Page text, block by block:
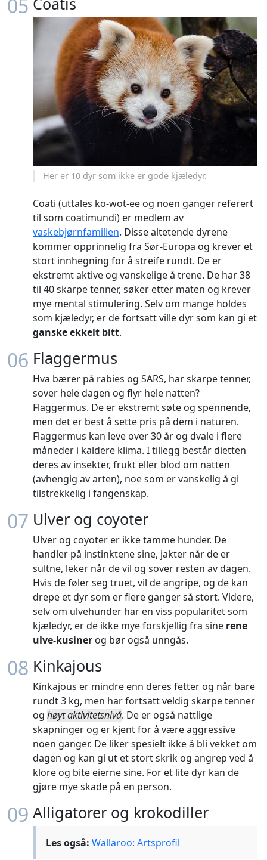
05
Her er 10 dyr som ikke er gode kjæledyr.
Coati (uttales ko-wot-ee og noen ganger referert
til som coatimundi) er medlem av
vaskebjørnfamilien. Disse altetende dyrene
kommer opprinnelig fra Sør-Europa og krever et
stort innhegning for å streife rundt. De er
ekstremt aktive og vanskelige å trene. De har 38
til 40 skarpe tenner, søker etter maten og krever
mye mental stimulering. Selv om mange holdes
som kjæledyr, er de fortsatt ville dyr som kan gi et
ganske ekkelt bitt.
06 Flaggermus
Hva bærer på rabies og SARS, har skarpe tenner,
sover hele dagen og flyr hele natten?
Flaggermus. De er ekstremt søte og spennende,
men det er best å sette pris på dem i naturen.
Flaggermus kan leve over 30 år og dvale i flere
måneder i kaldere klima. I tillegg består dietten
deres av insekter, frukt eller blod om natten
(avhengig av arten), noe som er vanskelig å gi
tilstrekkelig i fangenskap.
07 Ulver og coyoter
Ulver og coyoter er ikke tamme hunder. De
handler på instinktene sine, jakter når de er
sultne, leker når de vil og sover resten av dagen.
Hvis de føler seg truet, vil de angripe, og de kan
drepe et dyr som er flere ganger så stort. Videre,
selv om ulvehunder har en viss popularitet som
kjæledyr, er de ikke mye forskjellig fra sine rene
ulve-kusiner og bør også unngås.
08 Kinkajous
Kinkajous er mindre enn deres fetter og når bare
rundt 3 kg, men har fortsatt veldig skarpe tenner
og høyt aktivitetsnivå. De er også nattlige
skapninger og er kjent for å være aggressive
noen ganger. De liker spesielt ikke å bli vekket om
dagen og kan gi ut et stort skrik og angrep ved å
klore og bite eierne sine. For et lite dyr kan de
gjøre mye skade på en person.
09 Alligatorer og krokodiller
Les også: Wallaroo: Artsprofil